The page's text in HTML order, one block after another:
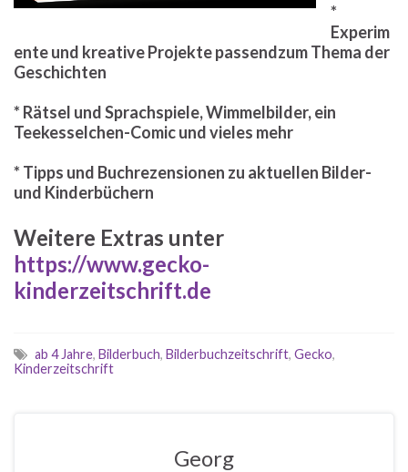
*
Experim
ente und kreative Projekte passendzum Thema der
Geschichten
* Rätsel und Sprachspiele, Wimmelbilder, ein
Teekesselchen-Comic und vieles mehr
* Tipps und Buchrezensionen zu aktuellen Bilder-
und Kinderbüchern
Weitere Extras unter
https://www.gecko-
kinderzeitschrift.de
ab 4 Jahre, Bilderbuch, Bilderbuchzeitschrift, Gecko,
Kinderzeitschrift
Georg